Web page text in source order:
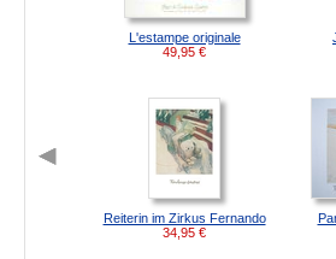
L'estampe originale
49,95 €
Reiterin im Zirkus Fernando
34,95 €